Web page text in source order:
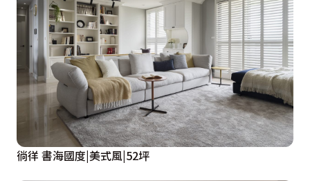
徜徉 書海國度|美式風|52坪